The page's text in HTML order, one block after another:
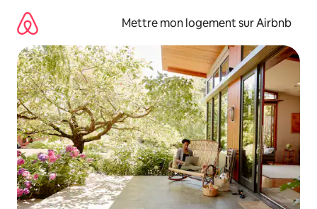
directement
contenu
Mettre mon logement sur Airbnb